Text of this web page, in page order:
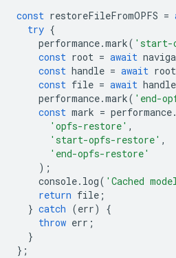
const restoreFileFromOPFS =
try {
performance.mark( 'start-
const root = await
const handle = await root
const file = await handle
performance.mark( 'end-
const mark = performance.
'opfs-restore' ,
'start-opfs-restore' ,
'end-opfs-restore'
);
console. log( 'Cached
return file ;
} catch (err)
{
throw err ;
}
};